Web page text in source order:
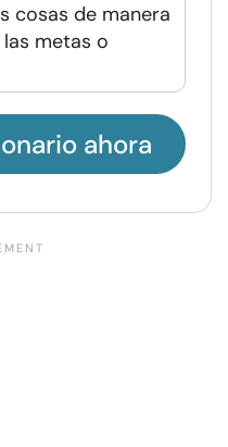
cosas de manera
metas o
ahora